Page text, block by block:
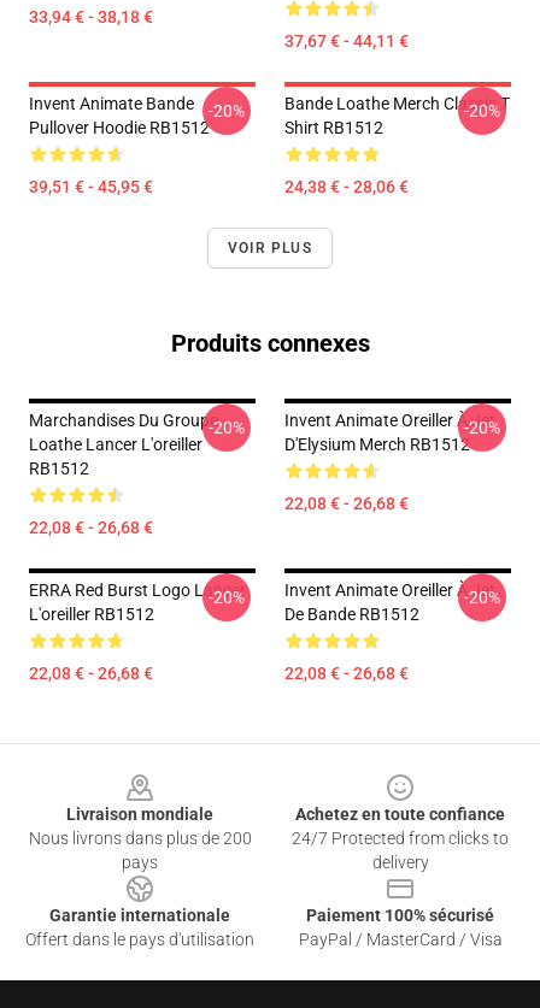
33,94 € - 38,18 €
37,67 € - 44,11 €
Invent Animate Bande
Pullover Hoodie RB1512
39,51 € - 45,95 €
-20%
Bande Loathe Merch Classic T
Shirt RB1512
24,38 € - 28,06 €
-20%
VOIR PLUS
Produits connexes
Marchandises Du Groupe
Loathe Lancer L'oreiller
RB1512
22,08 € - 26,68 €
-20%
Invent Animate Oreiller À Jet
D'Elysium Merch RB1512
22,08 € - 26,68 €
-20%
ERRA Red Burst Logo Lancer
L'oreiller RB1512
22,08 € - 26,68 €
-20%
Invent Animate Oreiller À Jet
De Bande RB1512
22,08 € - 26,68 €
-20%
Livraison mondiale
Nous livrons dans plus de 200
pays
Achetez en toute confiance
24/7 Protected from clicks to
delivery
Garantie internationale
Offert dans le pays d'utilisation
Paiement 100% sécurisé
PayPal / MasterCard / Visa